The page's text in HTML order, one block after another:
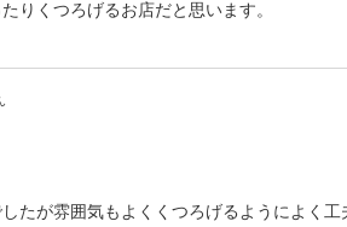
りくつろげるお店だと思います。
たが雰囲気もよくくつろげるようによく